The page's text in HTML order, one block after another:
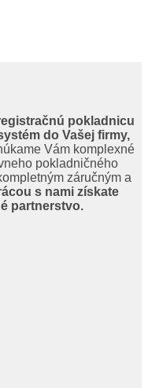
pokladnicu
do Vašej firmy,
Vám komplexné
pokladničného
záručným a
s nami získate
partnerstvo.